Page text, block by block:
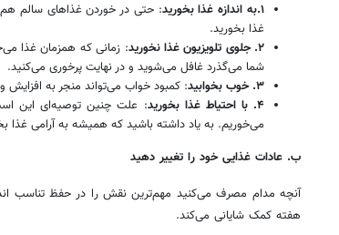
۱.به اندازه غذا بخورید: حتی در خوردن غذاهای سالم هم
غذا بخورید.
۲.جلوی تلویزیون غذا نخورید: زمانی که همزمان غذا
شما می‌گذرد غافل می‌شوید و در نهایت پرخوری می‌کنید.
۳.خوب بخوابید: کمبود خواب می‌تواند منجر به افزایش
۴. با احتیاط غذا بخورید: علت چنین توصیه‌ای این
می‌خوریم. به یاد داشته باشید که همیشه به آرامی
ب. عادات غذایی خود را تغییر دهید
آنچه مدام مصرف می‌کنید مهم‌ترین نقش را در حفظ تناسب
هفته کمک شایانی می‌کند.